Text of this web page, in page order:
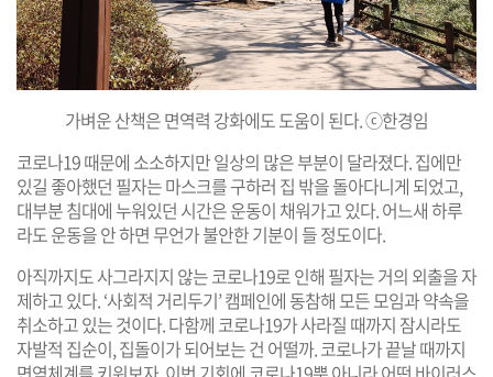
가벼운 산책은 면역력 강화에도 도움이 된다. ⓒ한경임
코로나19 때문에 소소하지만 일상의 많은 부분이 달라졌다. 집에만
있길 좋아했던 필자는 마스크를 구하러 집 밖을 돌아다니게 되었고,
대부분 침대에 누워있던 시간은 운동이 채워가고 있다. 어느새 하루
라도 운동을 안 하면 무언가 불안한 기분이 들 정도이다.
아직까지도 사그라지지 않는 코로나19로 인해 필자는 거의 외출을 자
제하고 있다. ‘사회적 거리두기’ 캠페인에 동참해 모든 모임과 약속을
취소하고 있는 것이다. 다함께 코로나19가 사라질 때까지 잠시라도
자발적 집순이, 집돌이가 되어보는 건 어떨까. 코로나가 끝날 때까지